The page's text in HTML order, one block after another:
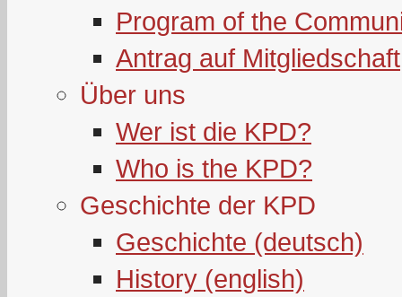
Program of the
Antrag auf Mitgliedschaft
Über uns
Wer ist die KPD?
Who is the KPD?
Geschichte der KPD
Geschichte (deutsch)
History (english)